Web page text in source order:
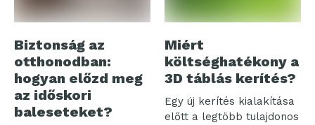
Biztonság az
otthonodban:
hogyan előzd meg
az időskori
baleseteket?
Miért
költséghatékony a
3D táblás kerítés?
Egy új kerítés kialakítása
előtt a legtöbb tulajdonos